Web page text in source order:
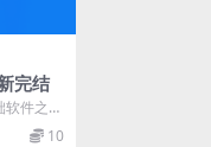
完结
软件之
10